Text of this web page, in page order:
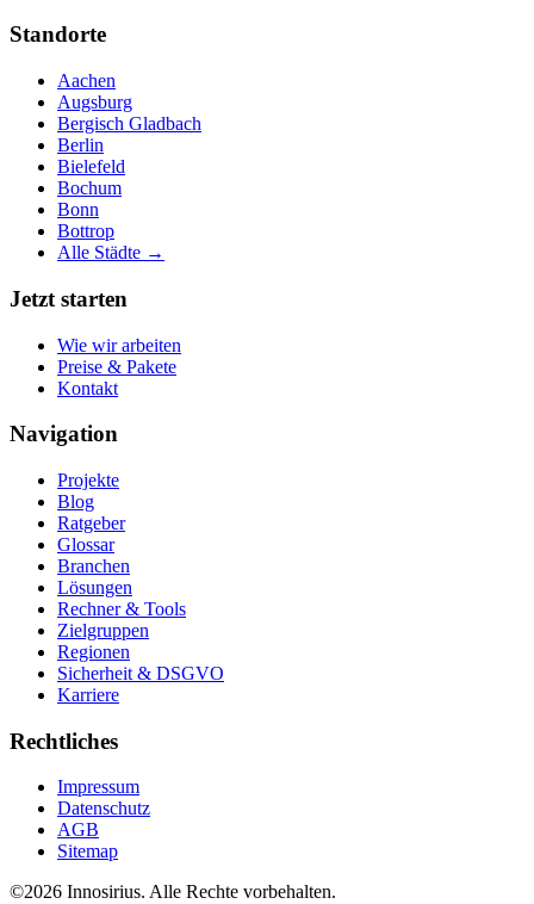
Standorte
Aachen
Augsburg
Bergisch Gladbach
Berlin
Bielefeld
Bochum
Bonn
Bottrop
Alle Städte →
Jetzt starten
Wie wir arbeiten
Preise & Pakete
Kontakt
Navigation
Projekte
Blog
Ratgeber
Glossar
Branchen
Lösungen
Rechner & Tools
Zielgruppen
Regionen
Sicherheit & DSGVO
Karriere
Rechtliches
Impressum
Datenschutz
AGB
Sitemap
©2026 Innosirius. Alle Rechte vorbehalten.